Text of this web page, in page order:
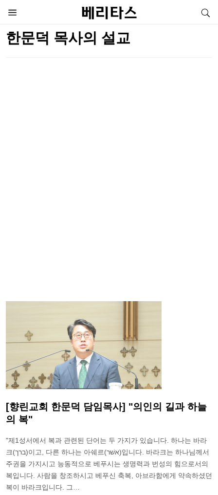
한문덕 목사의 설교
[향린교회 한문덕 담임목사] "의인의 길과 하늘
의 복"
"제1성서에서 복과 관련된 단어는 두 가지가 있습니다. 하나는 바라
크(ברך)이고, 다른 하나는 아쉐르(אשׁר)입니다. 바라크는 하나님께서
주권을 가지시고 능동적으로 베푸시는 생명력과 번성의 힘으로서의
복입니다. 사람을 창조하시고 베푸신 축복, 아브라함에게 약속하셨던
복이 바라크입니다. 그…